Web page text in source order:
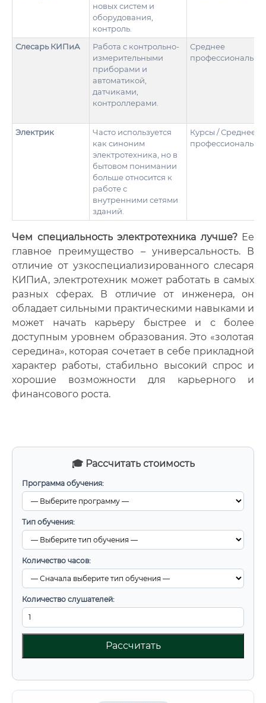
🎓 Рассчитать стоимость
Программа обучения:
Тип обучения:
Количество часов:
Количество слушателей:
Рассчитать
новых систем и
оборудования,
контроль.
Слесарь КИПиА
Работа с контрольно-
измерительными
приборами и
автоматикой,
датчиками,
контроллерами.
Среднее
Электрик
Часто используется
как синоним
электротехника, но в
бытовом понимании
больше относится к
работе с
внутренними сетями
зданий.
Курсы / Среднее
Чем специальность электротехника лучше?Ее
главное преимущество – универсальность. В
отличие от узкоспециализированного слесаря
КИПиА, электротехник может работать в самых
разных сферах. В отличие от инженера, он
обладает сильными практическими навыками и
может начать карьеру быстрее и с более
доступным уровнем образования. Это «золотая
середина», которая сочетает в себе прикладной
характер работы, стабильно высокий спрос и
хорошие возможности для карьерного и
финансового роста.